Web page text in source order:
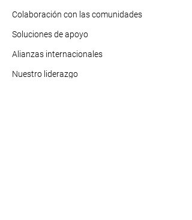
Colaboración con las comunidades
Soluciones de apoyo
Alianzas internacionales
Nuestro liderazgo